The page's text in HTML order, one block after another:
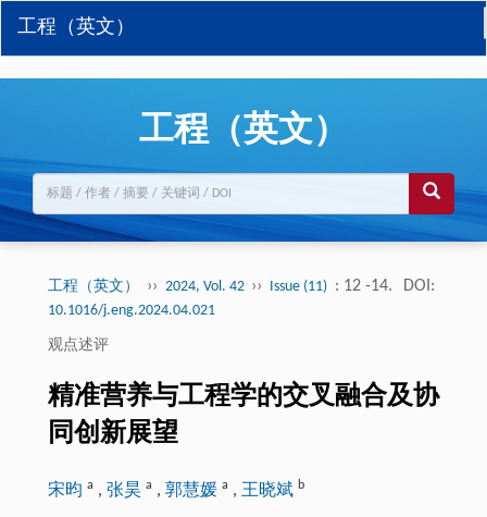
工程（英文）
工程（英文）
工程（英文） ›› 2024, Vol. 42 ›› Issue (11) : 12 -14. DOI:
10.1016/j.eng.2024.04.021
观点述评
精准营养与工程学的交叉融合及协
同创新展望
宋昀 a , 张昊 a , 郭慧媛 a , 王晓斌 b